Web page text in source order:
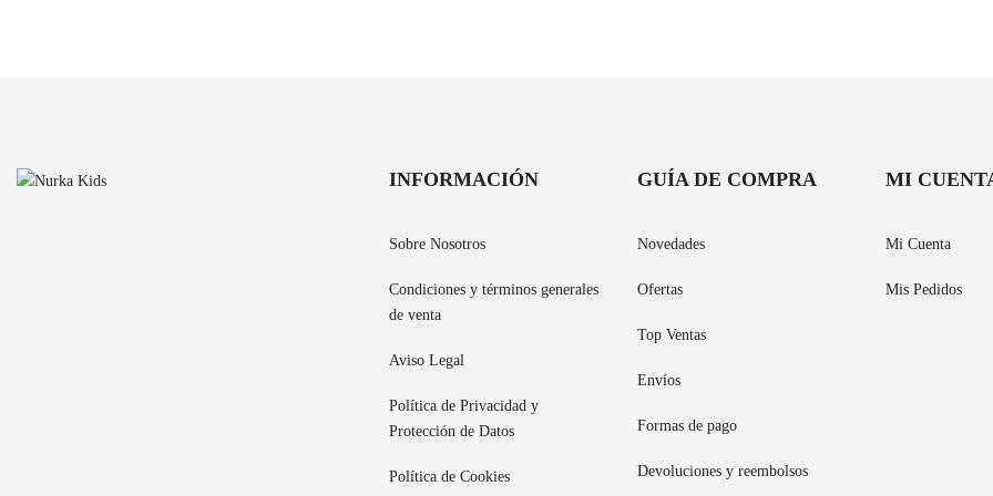
INFORMACIÓN
Sobre Nosotros
Condiciones y términos generales
de venta
Aviso Legal
Política de Privacidad y
Protección de Datos
Política de Cookies
GUÍA DE COMPRA
Novedades
Ofertas
Top Ventas
Envíos
Formas de pago
Devoluciones y reembolsos
MI
Mi Cuenta
Mis Pedidos